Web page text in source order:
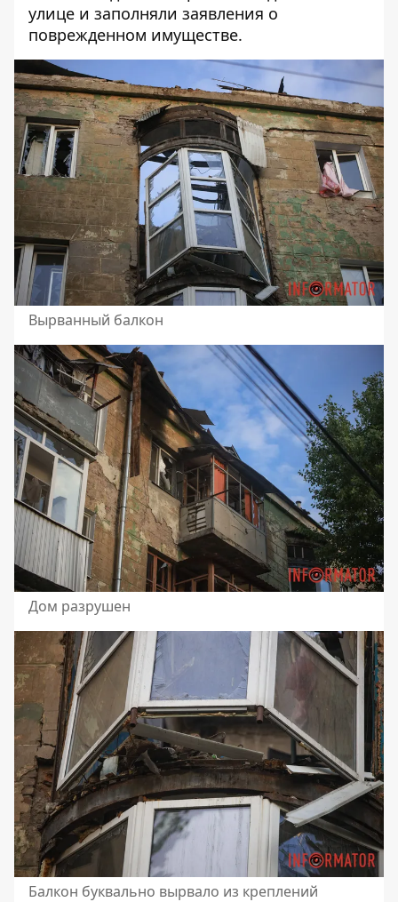
улице и заполняли заявления о
поврежденном имуществе.
Вырванный балкон
Дом разрушен
Балкон буквально вырвало из креплений